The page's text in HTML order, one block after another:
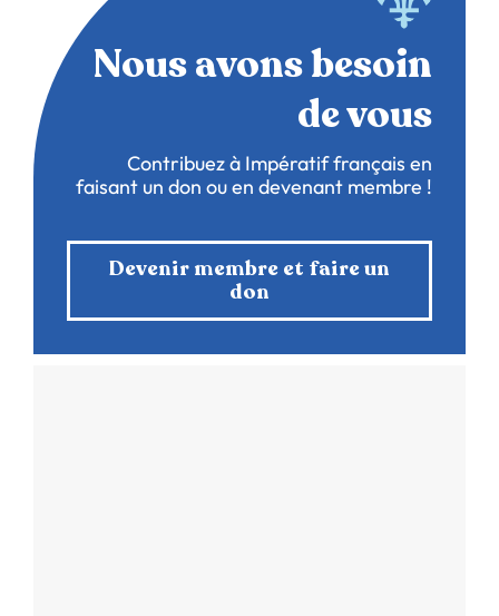
Nous avons besoin
de vous
Contribuez à Impératif français en
faisant un don ou en devenant membre !
Devenir membre et faire un
don